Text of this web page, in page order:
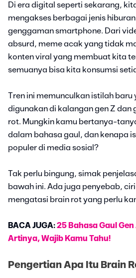
Di era digital seperti sekarang,
mengakses berbagai jenis
genggaman smartphone. Dari
absurd, meme acak yang tidak
konten viral yang membuat kita
semuanya bisa kita konsumsi
Tren ini memunculkan istilah baru
digunakan di kalangan gen Z dan
rot. Mungkin kamu bertanya-
dalam bahasa gaul, dan kenapa
populer di media sosial?
Tak perlu bingung, simak
bawah ini. Ada juga penyebab,
mengatasi brain rot yang perlu
BACA JUGA:25 Bahasa Gaul
Artinya, Wajib Kamu Tahu!
Pengertian Apa Itu Brain